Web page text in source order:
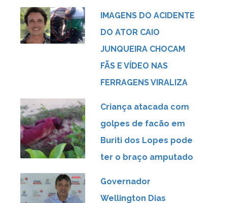
IMAGENS DO ACIDENTE
DO ATOR CAIO
JUNQUEIRA CHOCAM
FÃS E VÍDEO NAS
FERRAGENS VIRALIZA
Criança atacada com
golpes de facão em
Buriti dos Lopes pode
ter o braço amputado
Governador
Wellington Dias